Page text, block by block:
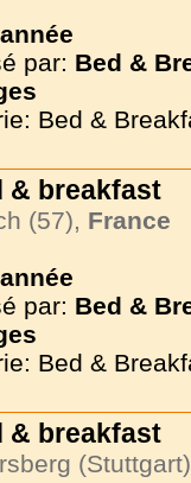
par: Bed &
Bed &
& breakfast
(57), France
par: Bed &
Bed &
& breakfast